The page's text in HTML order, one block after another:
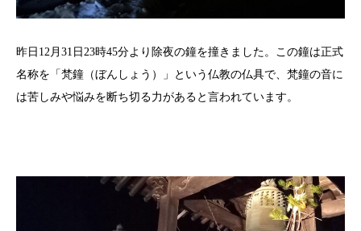
昨日12月31日23時45分より除夜の鐘を撞きました。この鐘は正式
名称を「梵鐘（ぼんしょう）」という仏教の仏具で、梵鐘の音に
は苦しみや悩みを断ち切る力があると言われています。